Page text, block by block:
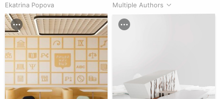
Ekatrina Popova Multiple Authors